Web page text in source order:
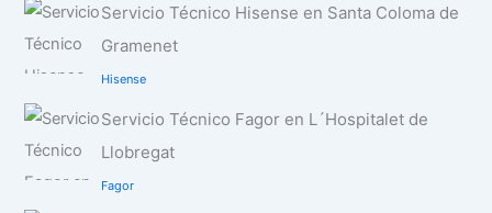
Servicio Técnico Hisense en Santa Coloma de
Gramenet
Hisense
Servicio Técnico Fagor en L´Hospitalet de
Llobregat
Fagor